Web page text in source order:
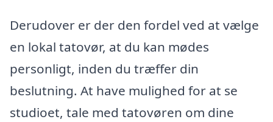
Derudover er der den fordel ved at vælge
en lokal tatovør, at du kan mødes
personligt, inden du træffer din
beslutning. At have mulighed for at se
studioet, tale med tatovøren om dine